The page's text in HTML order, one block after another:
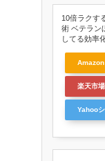
10倍ラクす
術 ベテラン
してる効率
Amazon
楽天市場
Yahoo